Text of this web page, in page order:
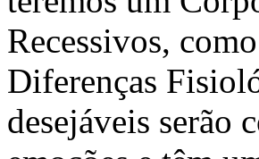
Recessivos,
Diferenças
desejáveis serão